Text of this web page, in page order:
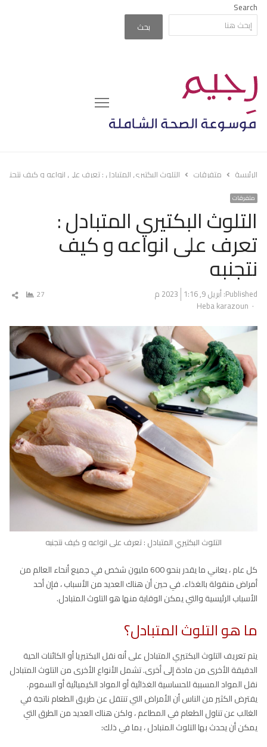
Search
بحث
Menu
الرئيسة متفرقات التلوث البكتيري المتبادل : تعرف على انواعه و كيف نتجنبه
متفرقات
التلوث البكتيري المتبادل :
تعرف على انواعه و كيف
نتجنبه
Published: أبريل 9, 2023 1:16 م
Author
Heba karazoun
27
التلوث البكتيري المتبادل : تعرف على انواعه و كيف نتجنبه
كل عام ، يعاني ما يقدر بنحو 600 مليون شخص في جميع أنحاء العالم من
أمراض منقولة بالغذاء. في حين أن هناك العديد من الأسباب ، فإن أحد
الأسباب الرئيسية والتي يمكن الوقاية منها هو التلوث المتبادل.
ما هو التلوث المتبادل؟
يتم تعريف التلوث البكتيري المتبادل على أنه نقل البكتيريا أو الكائنات الحية
الدقيقة الأخرى من مادة إلى أخرى. تشمل الأنواع الأخرى من التلوث المتبادل
نقل المواد المسببة للحساسية الغذائية أو المواد الكيميائية أو السموم.
يفترض الكثير من الناس أن الأمراض التي تنتقل عن طريق الطعام ناتجة في
الغالب عن تناول الطعام في المطاعم ، ولكن هناك العديد من الطرق التي
يمكن أن يحدث بها التلوث المتبادل ، بما في ذلك: